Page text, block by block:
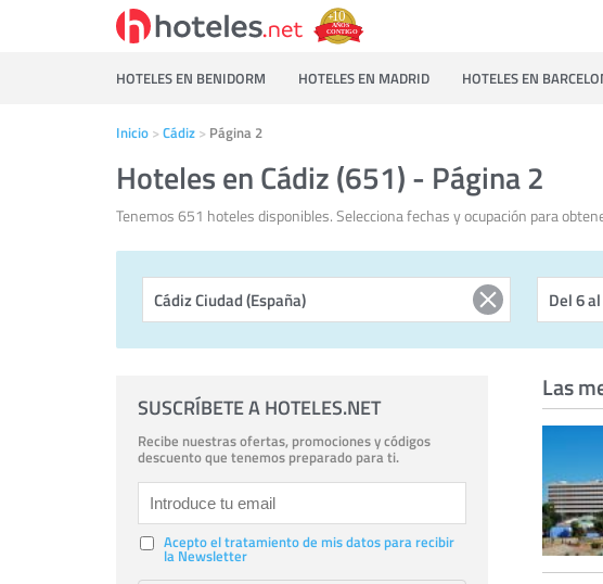
HOTELES EN BENIDORM HOTELES EN MADRID HOTELES EN
Inicio Cádiz Página 2
Hoteles en Cádiz (651) - Página 2
Tenemos 651 hoteles disponibles. Selecciona fechas y ocupación para
Las
SUSCRÍBETE A HOTELES.NET
Recibe nuestras ofertas, promociones y códigos
descuento que tenemos preparado para ti.
Acepto el tratamiento de mis datos para recibir
la Newsletter